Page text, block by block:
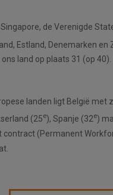
de Verenigde
Estland, Denemarken
land op plaats 31 (op
landen ligt België met
(25e), Spanje (32e)
(Permanent